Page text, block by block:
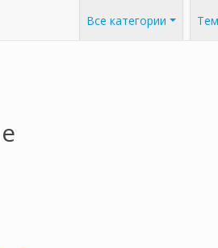
Все категории